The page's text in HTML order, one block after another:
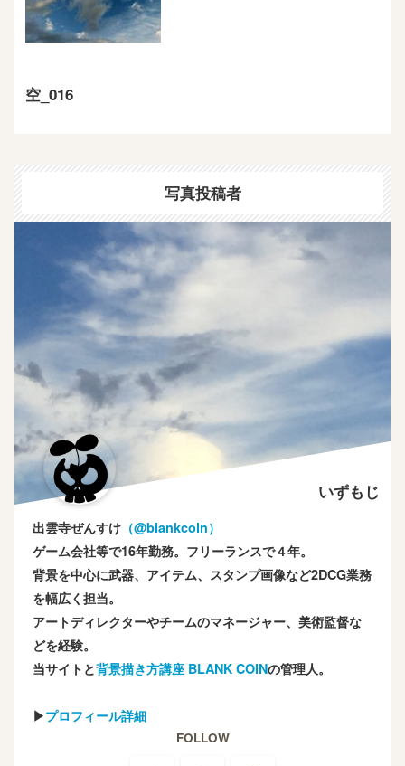
空_016
写真投稿者
いずもじ
出雲寺ぜんすけ （‎@blankcoin）
ゲーム会社等で16年勤務。フリーランスで４年。
背景を中心に武器、アイテム、スタンプ画像など2DCG業務
を幅広く担当。
アートディレクターやチームのマネージャー、美術監督な
どを経験。
当サイトと背景描き方講座 BLANK COINの管理人。
▶プロフィール詳細
FOLLOW